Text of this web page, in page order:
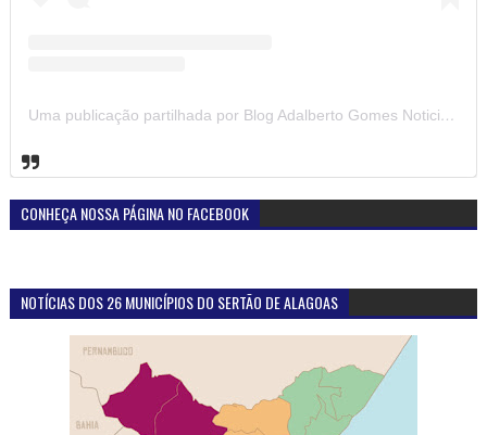
Uma publicação partilhada por Blog Adalberto Gomes Noticias (@blogadalbertogomesnoticiass)
CONHEÇA NOSSA PÁGINA NO FACEBOOK
NOTÍCIAS DOS 26 MUNICÍPIOS DO SERTÃO DE ALAGOAS